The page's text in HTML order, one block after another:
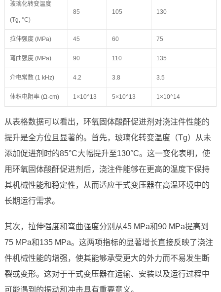
玻璃化转变温度
(Tg, °C)
85 105 130
拉伸强度 (MPa) 45 60 75
弯曲强度 (MPa) 90 110 135
介电常数 (1 kHz) 4.2 3.8 3.5
体积电阻率 (Ω·cm) 1×10^13 5×10^13 1×10^14
从表格数据可以看出，环氧固体酸酐促进剂对浇注件性能的
提升是全方位且显著的。首先，玻璃化转变温度（Tg）从未
添加促进剂时的85°C大幅提升至130°C。这一变化表明，使
用环氧固体酸酐促进剂后，浇注件能够在更高的温度下保持
其机械性能和稳定性，从而适应干式变压器在高温环境中的
长期运行需求。
其次，拉伸强度和弯曲强度分别从45 MPa和90 MPa提高到
75 MPa和135 MPa。这两项指标的显著增长直接反映了浇注
件机械性能的增强，使其能够承受更大的外力而不易发生断
裂或变形。这对于干式变压器在运输、安装以及运行过程中
可能遇到的振动和冲击具有重要意义。